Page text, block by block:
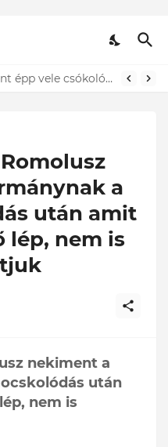
Lefotózták Oláh Ibolyát, amint épp vele csókolózik - EZT nem hiszed el, kinek a karjában kötött ki...ÍME
ÍGY búcsúzik szerelmétől! Hadas Kriszta férje EZT tette közzé
a
után amit
lép, nem is
nekiment a
után
nem is